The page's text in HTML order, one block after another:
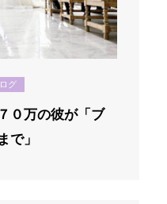
グ
０万の彼が「ブ
で」